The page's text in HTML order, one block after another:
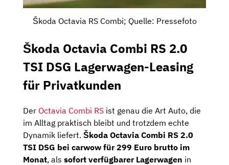
Škoda Octavia RS Combi; Quelle: Pressefoto
Škoda Octavia Combi RS 2.0
TSI DSG Lagerwagen-Leasing
für Privatkunden
Der Octavia Combi RS ist genau die Art Auto, die
im Alltag praktisch bleibt und trotzdem echte
Dynamik liefert. Škoda Octavia Combi RS 2.0
TSI DSG bei carwow für 299 Euro brutto im
Monat, als sofort verfügbarer Lagerwagen in